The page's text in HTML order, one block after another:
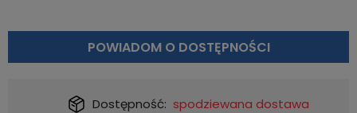
POWIADOM O DOSTĘPNOŚCI
Dostępność: spodziewana dostawa